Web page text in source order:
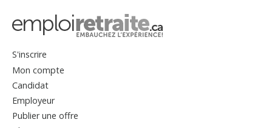
S'inscrire
Mon compte
Candidat
Employeur
Publier une offre